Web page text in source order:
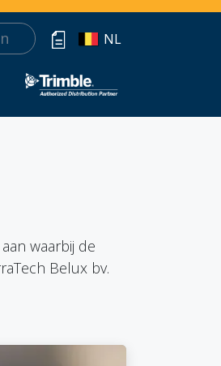
NL
waarbij de
Belux bv.